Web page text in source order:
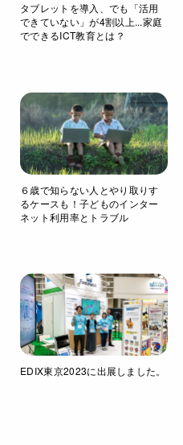
タブレットを導入、でも「活用
できていない」が4割以上...家庭
でできるICT教育とは？
６歳で知らない人とやり取りす
るケースも！子どものインター
ネット利用率とトラブル
EDIX東京2023に出展しました。